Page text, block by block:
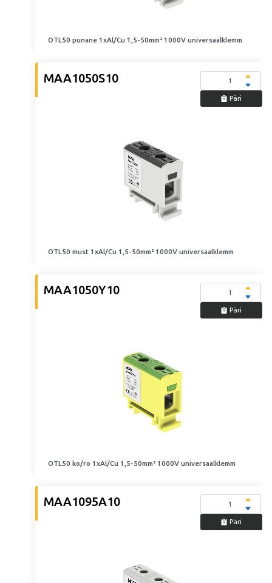
OTL50 punane 1xAl/Cu 1,5-50mm² 1000V universaalklemm
MAA1050S10
Päri
OTL50 must 1xAl/Cu 1,5-50mm² 1000V universaalklemm
MAA1050Y10
Päri
OTL50 ko/ro 1xAl/Cu 1,5-50mm² 1000V universaalklemm
MAA1095A10
Päri